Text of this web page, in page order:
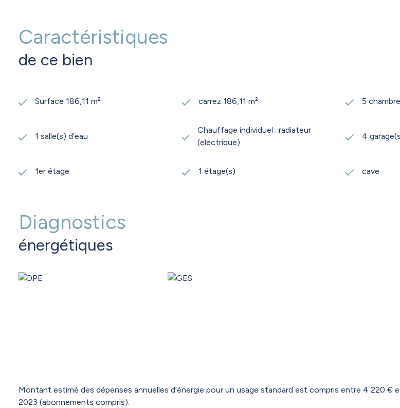
Caractéristiques
de ce bien
Surface 186,11 m² carrez 186,11 m² 5
1 salle(s) d'eau
Chauffage individuel : radiateur
(electrique)
4
1er étage 1 étage(s) cave
Diagnostics
énergétiques
Montant estimé des dépenses annuelles d'énergie pour un usage standard est compris entre 4 220 €
2023 (abonnements compris).